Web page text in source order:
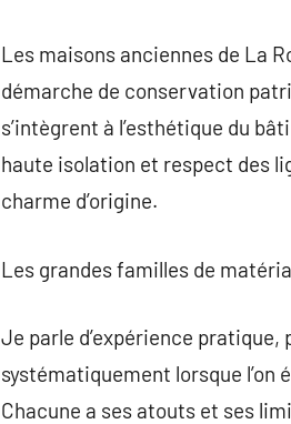
Les maisons anciennes de La
démarche de conservation
s’intègrent à l’esthétique du
haute isolation et respect des
charme d’origine.
Les grandes familles de
Je parle d’expérience
systématiquement lorsque l’on
Chacune a ses atouts et ses